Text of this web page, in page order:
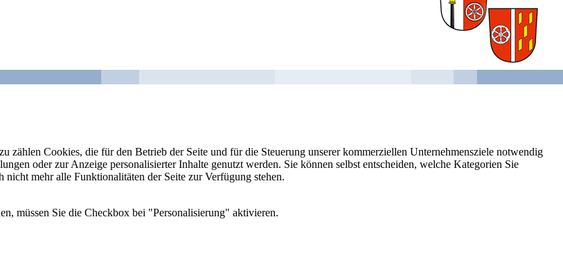
zählen Cookies, die für den Betrieb der Seite und für die Steuerung unserer kommerziellen Unternehmensziele notwendig
oder zur Anzeige personalisierter Inhalte genutzt werden. Sie können selbst entscheiden, welche Kategorien Sie
mehr alle Funktionalitäten der Seite zur Verfügung stehen.
müssen Sie die Checkbox bei "Personalisierung" aktivieren.